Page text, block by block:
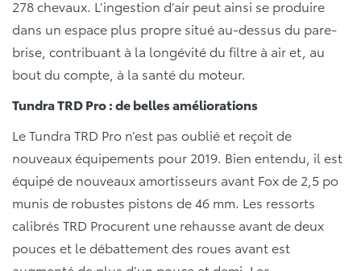
278 chevaux. L’ingestion d’air peut ainsi se produire
dans un espace plus propre situé au-dessus du pare-
brise, contribuant à la longévité du filtre à air et, au
bout du compte, à la santé du moteur.
Tundra TRD Pro : de belles améliorations
Le Tundra TRD Pro n’est pas oublié et reçoit de
nouveaux équipements pour 2019. Bien entendu, il est
équipé de nouveaux amortisseurs avant Fox de 2,5 po
munis de robustes pistons de 46 mm. Les ressorts
calibrés TRD Procurent une rehausse avant de deux
pouces et le débattement des roues avant est